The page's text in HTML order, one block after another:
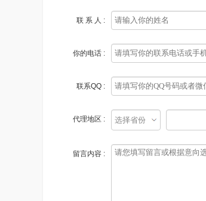
联 系 人 :
你的电话 :
联系QQ :
代理地区 :
留言内容 :